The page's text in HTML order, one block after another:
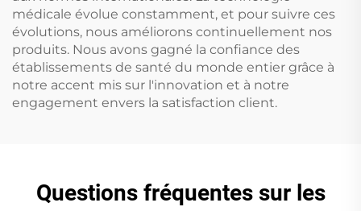
médicale évolue constamment, et pour suivre ces
évolutions, nous améliorons continuellement nos
produits. Nous avons gagné la confiance des
établissements de santé du monde entier grâce à
notre accent mis sur l'innovation et à notre
engagement envers la satisfaction client.
Questions fréquentes sur les